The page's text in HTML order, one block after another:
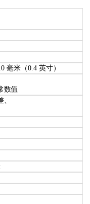
毫米（0.4 英寸）
数值